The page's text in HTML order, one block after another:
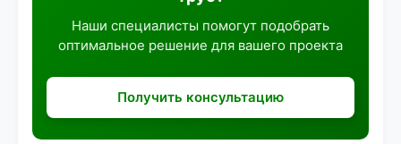
Наши специалисты помогут подобрать
оптимальное решение для вашего проекта
Получить консультацию